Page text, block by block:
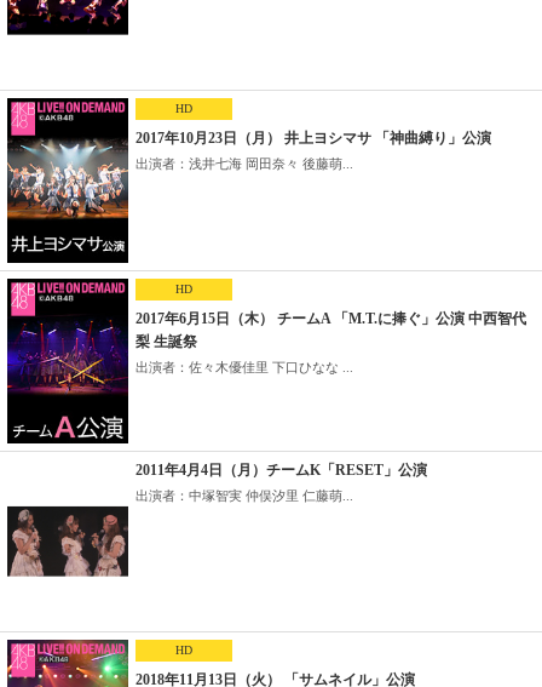
HD
2017年10月23日（月） 井上ヨシマサ 「神曲縛り」公演
出演者：浅井七海 岡田奈々 後藤萌...
HD
2017年6月15日（木） チームA 「M.T.に捧ぐ」公演 中西智代
梨 生誕祭
出演者：佐々木優佳里 下口ひなな ...
2011年4月4日（月）チームK「RESET」公演
出演者：中塚智実 仲俣汐里 仁藤萌...
HD
2018年11月13日（火） 「サムネイル」公演